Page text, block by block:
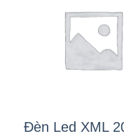
Đèn Led XML